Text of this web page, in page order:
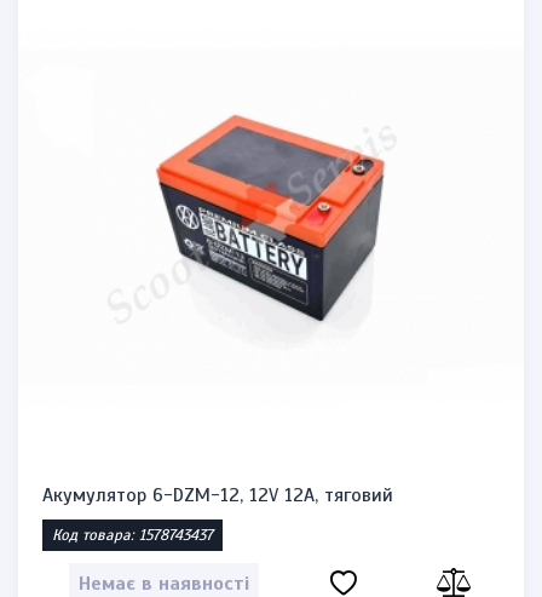
Акумулятор 6-DZM-12, 12V 12A, тяговий
Код товара: 1578743437
Немає в наявності